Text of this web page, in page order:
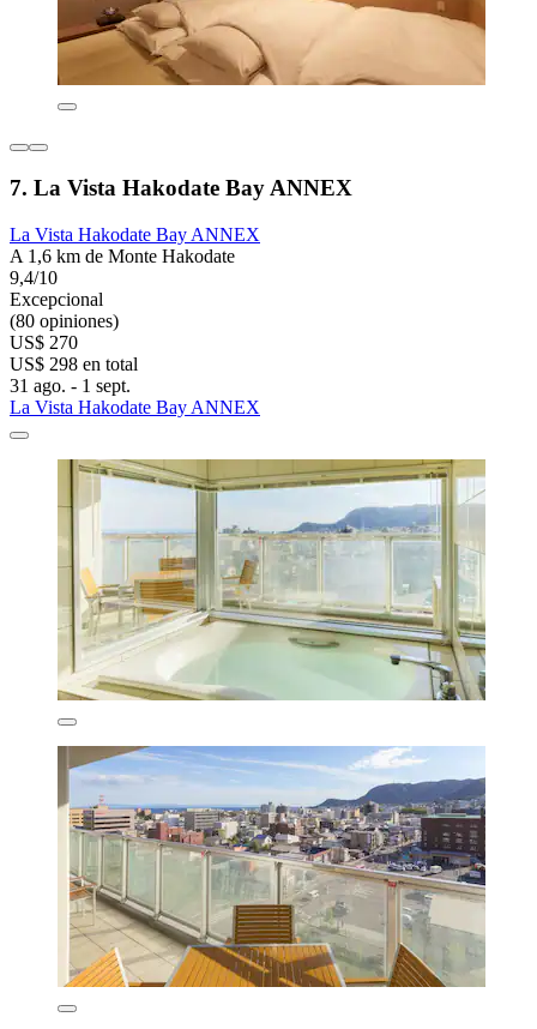
7. La Vista Hakodate Bay ANNEX
La Vista Hakodate Bay ANNEX
A 1,6 km de Monte Hakodate
9,4/10
Excepcional
(80 opiniones)
US$ 270
US$ 298 en total
31 ago. - 1 sept.
La Vista Hakodate Bay ANNEX